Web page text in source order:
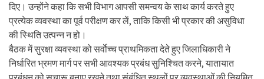
दिए। उन्होंने कहा कि सभी विभाग आपसी समन्वय के साथ कार्य करते हुए
प्रत्येक व्यवस्था का पूर्व परीक्षण कर लें, ताकि किसी भी प्रकार की असुविधा
की स्थिति उत्पन्न न हो।
बैठक में सुरक्षा व्यवस्था को सर्वाेच्च प्राथमिकता देते हुए जिलाधिकारी ने
निर्धारित भ्रमण मार्ग पर सभी आवश्यक प्रबंध सुनिश्चित करने, यातायात